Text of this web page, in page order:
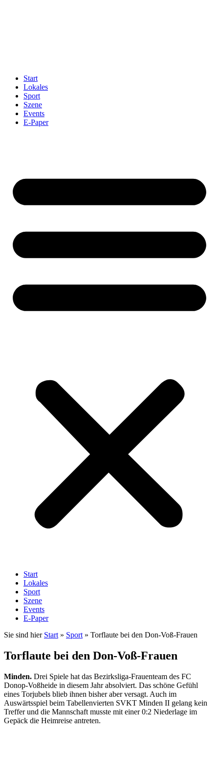
Start
Lokales
Sport
Szene
Events
E-Paper
Start
Lokales
Sport
Szene
Events
E-Paper
Sie sind hier Start » Sport » Torflaute bei den Don-Voß-Frauen
Torflaute bei den Don-Voß-Frauen
Minden. Drei Spiele hat das Bezirksliga-Frauenteam des FC
Donop-Voßheide in diesem Jahr absolviert. Das schöne Gefühl
eines Torjubels blieb ihnen bisher aber versagt. Auch im
Auswärtsspiel beim Tabellenvierten SVKT Minden II gelang kein
Treffer und die Mannschaft musste mit einer 0:2 Niederlage im
Gepäck die Heimreise antreten.